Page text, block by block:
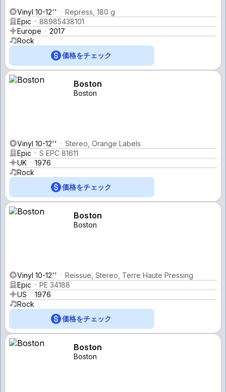
Vinyl 10-12''
Repress, 180 g
Epic
88985438101
Europe
2017
Rock
価格をチェック
Boston
Boston
Vinyl 10-12''
Stereo, Orange Labels
Epic
S EPC 81611
UK
1976
Rock
価格をチェック
Boston
Boston
Vinyl 10-12''
Reissue, Stereo, Terre Haute Pressing
Epic
PE 34188
US
1976
Rock
価格をチェック
Boston
Boston